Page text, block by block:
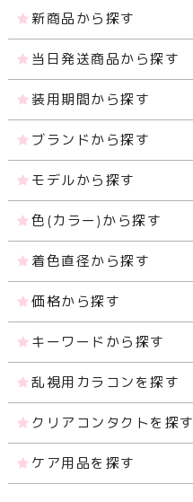
新商品から探す
当日発送商品から探す
装用期間から探す
ブランドから探す
モデルから探す
色(カラー)から探す
着色直径から探す
価格から探す
キーワードから探す
乱視用カラコンを探す
クリアコンタクトを探す
ケア用品を探す